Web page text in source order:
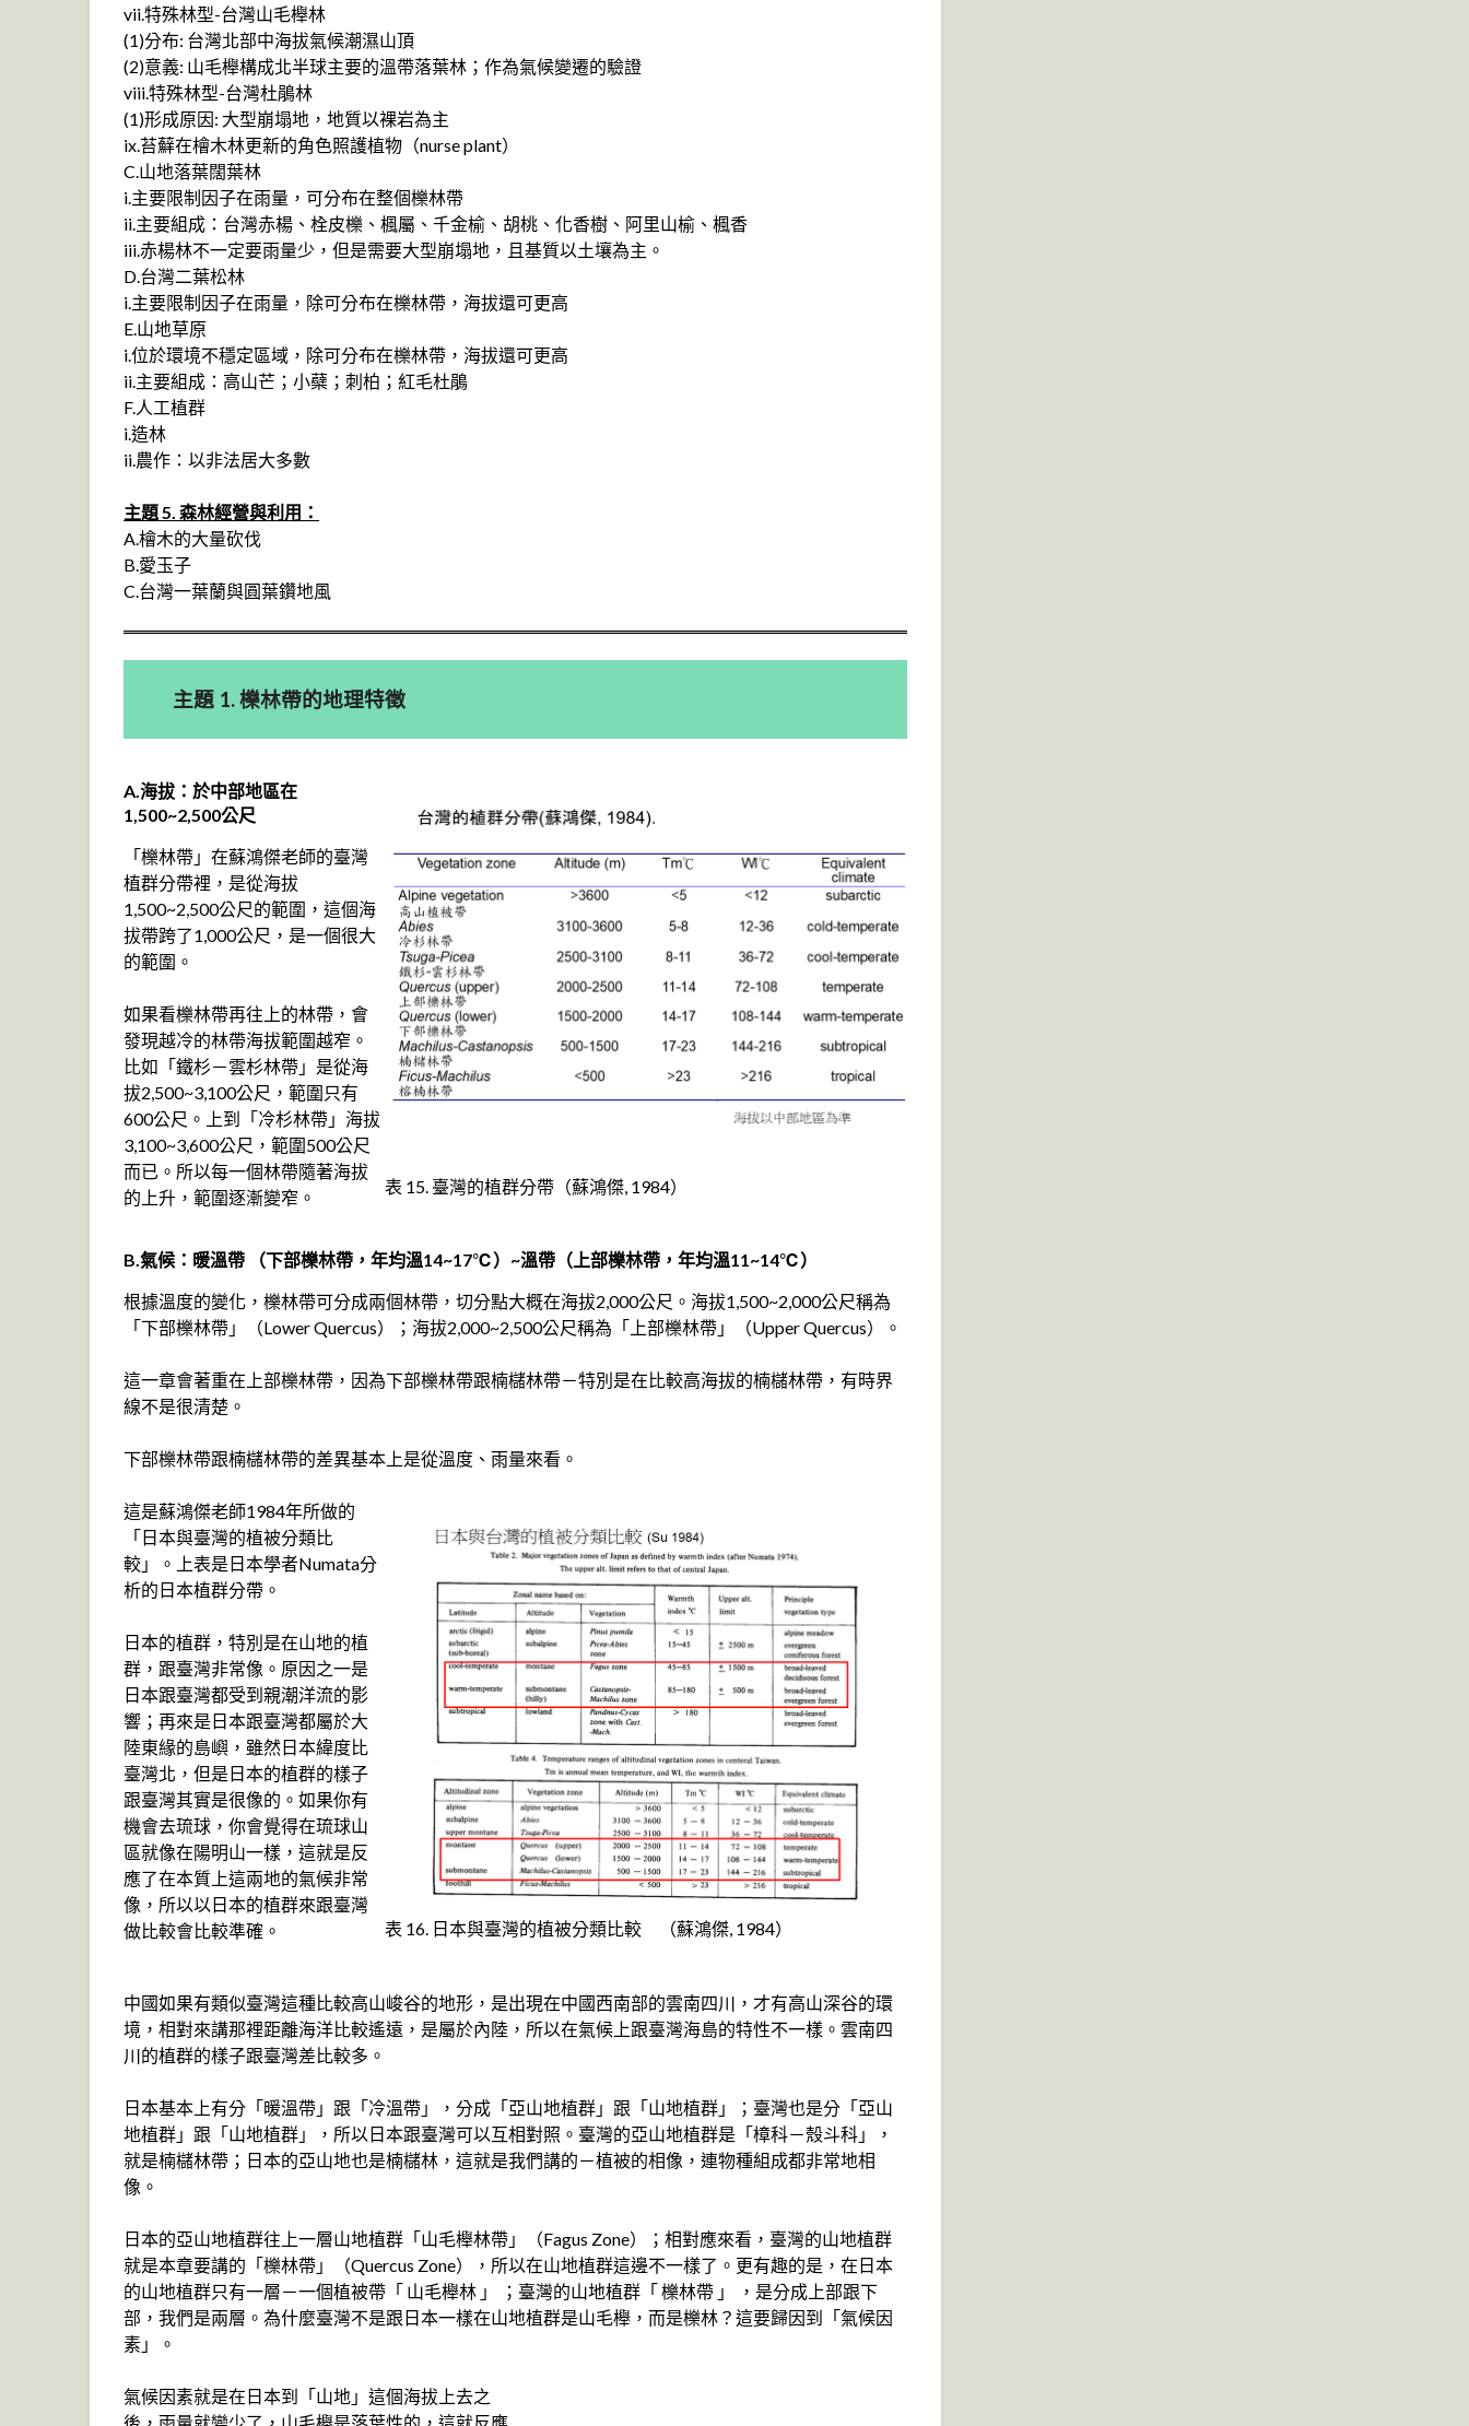
vii.特殊林型-台灣山毛櫸林
(1)分布: 台灣北部中海拔氣候潮濕山頂
(2)意義: 山毛櫸構成北半球主要的溫帶落葉林；作為氣候變遷的驗證
viii.特殊林型-台灣杜鵑林
(1)形成原因: 大型崩塌地，地質以裸岩為主
ix.苔蘚在檜木林更新的角色照護植物（nurse plant）
C.山地落葉闊葉林
i.主要限制因子在雨量，可分布在整個櫟林帶
ii.主要組成：台灣赤楊、栓皮櫟、楓屬、千金榆、胡桃、化香樹、阿里山榆、楓香
iii.赤楊林不一定要雨量少，但是需要大型崩塌地，且基質以土壤為主。
D.台灣二葉松林
i.主要限制因子在雨量，除可分布在櫟林帶，海拔還可更高
E.山地草原
i.位於環境不穩定區域，除可分布在櫟林帶，海拔還可更高
ii.主要組成：高山芒；小蘗；刺柏；紅毛杜鵑
F.人工植群
i.造林
ii.農作：以非法居大多數
主題 5. 森林經營與利用：
A.檜木的大量砍伐
B.愛玉子
C.台灣一葉蘭與圓葉鑽地風
主題 1. 櫟林帶的地理特徵
A.海拔：於中部地區在
1,500~2,500公尺
「櫟林帶」在蘇鴻傑老師的臺灣
植群分帶裡，是從海拔
1,500~2,500公尺的範圍，這個海
拔帶跨了1,000公尺，是一個很大
的範圍。
如果看櫟林帶再往上的林帶，會
發現越冷的林帶海拔範圍越窄。
比如「鐵杉－雲杉林帶」是從海
拔2,500~3,100公尺，範圍只有
600公尺。上到「冷杉林帶」海拔
3,100~3,600公尺，範圍500公尺
而已。所以每一個林帶隨著海拔
的上升，範圍逐漸變窄。
表 15. 臺灣的植群分帶（蘇鴻傑, 1984）
B.氣候：暖溫帶 （下部櫟林帶，年均溫14~17℃）~溫帶（上部櫟林帶，年均溫11~14℃）
根據溫度的變化，櫟林帶可分成兩個林帶，切分點大概在海拔2,000公尺。海拔1,500~2,000公尺稱為
「下部櫟林帶」（Lower Quercus）；海拔2,000~2,500公尺稱為「上部櫟林帶」（Upper Quercus）。
這一章會著重在上部櫟林帶，因為下部櫟林帶跟楠櫧林帶－特別是在比較高海拔的楠櫧林帶，有時界
線不是很清楚。
下部櫟林帶跟楠櫧林帶的差異基本上是從溫度、雨量來看。
這是蘇鴻傑老師1984年所做的
「日本與臺灣的植被分類比
較」。上表是日本學者Numata分
析的日本植群分帶。
日本的植群，特別是在山地的植
群，跟臺灣非常像。原因之一是
日本跟臺灣都受到親潮洋流的影
響；再來是日本跟臺灣都屬於大
陸東緣的島嶼，雖然日本緯度比
臺灣北，但是日本的植群的樣子
跟臺灣其實是很像的。如果你有
機會去琉球，你會覺得在琉球山
區就像在陽明山一樣，這就是反
應了在本質上這兩地的氣候非常
像，所以以日本的植群來跟臺灣
做比較會比較準確。
表 16. 日本與臺灣的植被分類比較 （蘇鴻傑, 1984）
中國如果有類似臺灣這種比較高山峻谷的地形，是出現在中國西南部的雲南四川，才有高山深谷的環
境，相對來講那裡距離海洋比較遙遠，是屬於內陸，所以在氣候上跟臺灣海島的特性不一樣。雲南四
川的植群的樣子跟臺灣差比較多。
日本基本上有分「暖溫帶」跟「冷溫帶」，分成「亞山地植群」跟「山地植群」；臺灣也是分「亞山
地植群」跟「山地植群」，所以日本跟臺灣可以互相對照。臺灣的亞山地植群是「樟科－殼斗科」，
就是楠櫧林帶；日本的亞山地也是楠櫧林，這就是我們講的－植被的相像，連物種組成都非常地相
像。
日本的亞山地植群往上一層山地植群「山毛櫸林帶」（Fagus Zone）；相對應來看，臺灣的山地植群
就是本章要講的「櫟林帶」（Quercus Zone），所以在山地植群這邊不一樣了。更有趣的是，在日本
的山地植群只有一層－一個植被帶「 山毛櫸林 」 ；臺灣的山地植群「 櫟林帶 」 ，是分成上部跟下
部，我們是兩層。為什麼臺灣不是跟日本一樣在山地植群是山毛櫸，而是櫟林？這要歸因到「氣候因
素」。
氣候因素就是在日本到「山地」這個海拔上去之